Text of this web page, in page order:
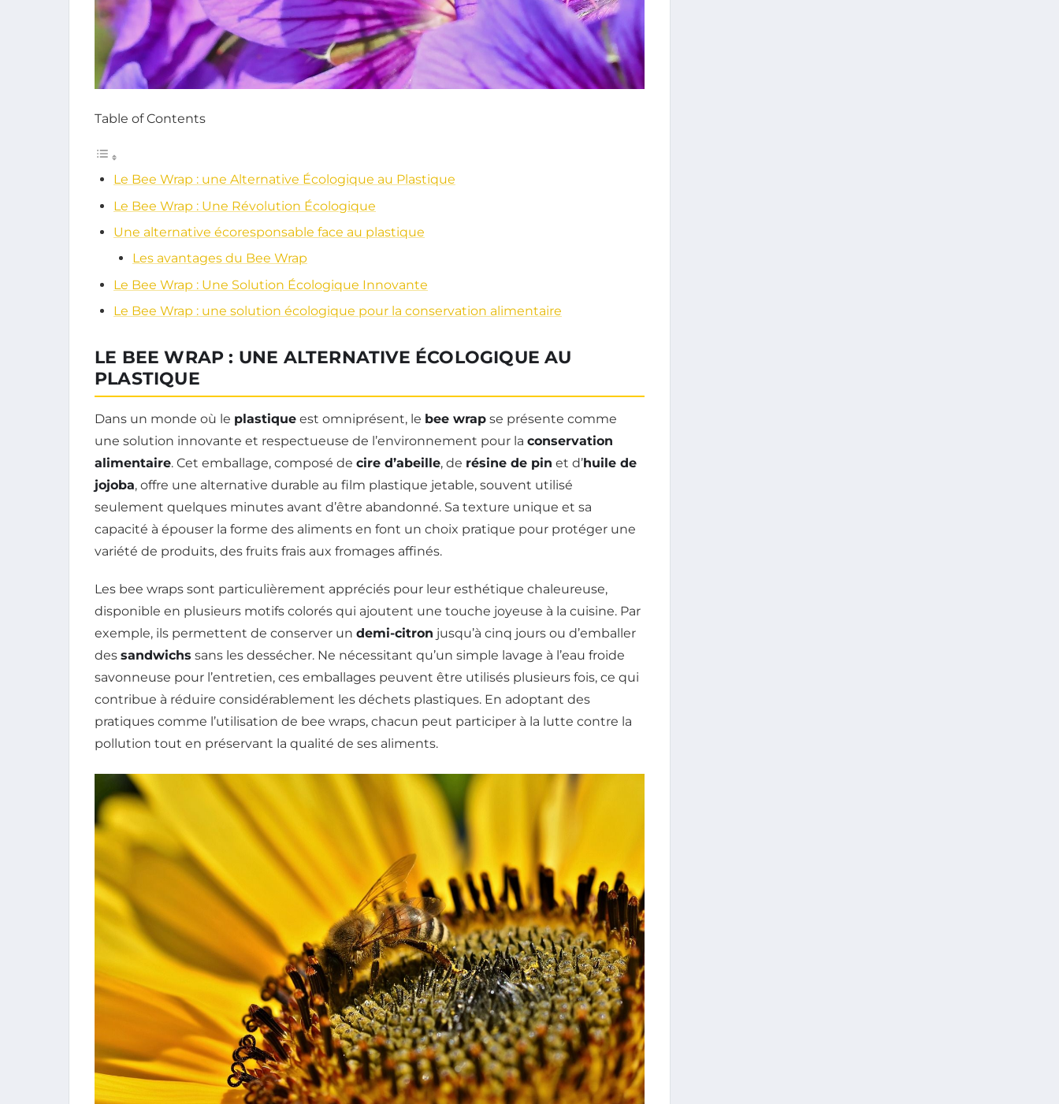
Table of Contents
Le Bee Wrap : une Alternative Écologique au Plastique
Le Bee Wrap : Une Révolution Écologique
Une alternative écoresponsable face au plastique
Les avantages du Bee Wrap
Le Bee Wrap : Une Solution Écologique Innovante
Le Bee Wrap : une solution écologique pour la conservation alimentaire
LE BEE WRAP : UNE ALTERNATIVE ÉCOLOGIQUE AU
PLASTIQUE
Dans un monde où le plastique est omniprésent, le bee wrap se présente comme
une solution innovante et respectueuse de l’environnement pour la conservation
alimentaire. Cet emballage, composé de cire d’abeille, de résine de pin et d’huile de
jojoba, offre une alternative durable au film plastique jetable, souvent utilisé
seulement quelques minutes avant d’être abandonné. Sa texture unique et sa
capacité à épouser la forme des aliments en font un choix pratique pour protéger une
variété de produits, des fruits frais aux fromages affinés.
Les bee wraps sont particulièrement appréciés pour leur esthétique chaleureuse,
disponible en plusieurs motifs colorés qui ajoutent une touche joyeuse à la cuisine. Par
exemple, ils permettent de conserver un demi-citron jusqu’à cinq jours ou d’emballer
des sandwichs sans les dessécher. Ne nécessitant qu’un simple lavage à l’eau froide
savonneuse pour l’entretien, ces emballages peuvent être utilisés plusieurs fois, ce qui
contribue à réduire considérablement les déchets plastiques. En adoptant des
pratiques comme l’utilisation de bee wraps, chacun peut participer à la lutte contre la
pollution tout en préservant la qualité de ses aliments.